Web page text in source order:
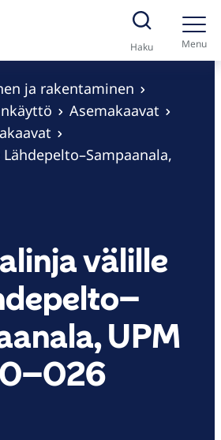
Haku Menu
ja rakentaminen
Asemakaavat
välille
UPM